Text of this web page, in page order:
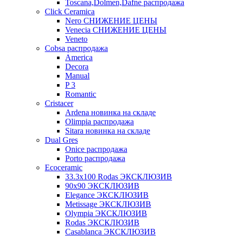
Toscana,Dolmen,Dafne распродажа
Cliсk Ceramica
Nero СНИЖЕНИЕ ЦЕНЫ
Venecia СНИЖЕНИЕ ЦЕНЫ
Veneto
Cobsa распродажа
America
Decora
Manual
P 3
Romantic
Cristacer
Ardena новинка на складе
Olimpia распродажа
Sitara новинка на складе
Dual Gres
Onice распродажа
Porto распродажа
Ecoceramic
33.3х100 Rodas ЭКСКЛЮЗИВ
90x90 ЭКСКЛЮЗИВ
Elegance ЭКСКЛЮЗИВ
Metissage ЭКСКЛЮЗИВ
Olympia ЭКСКЛЮЗИВ
Rodas ЭКСКЛЮЗИВ
Сasablanca ЭКСКЛЮЗИВ